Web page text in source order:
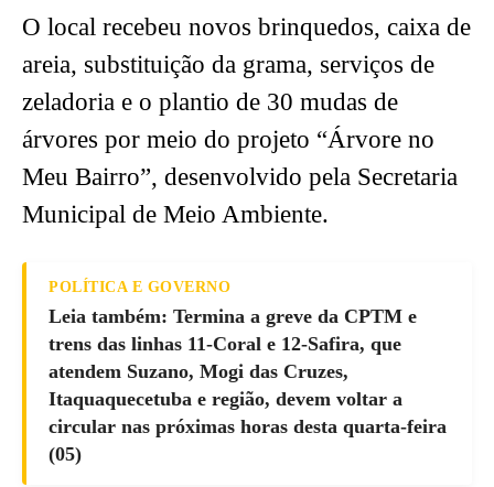
O local recebeu novos brinquedos, caixa de
areia, substituição da grama, serviços de
zeladoria e o plantio de 30 mudas de
árvores por meio do projeto “Árvore no
Meu Bairro”, desenvolvido pela Secretaria
Municipal de Meio Ambiente.
POLÍTICA E GOVERNO
Leia também: Termina a greve da CPTM e
trens das linhas 11-Coral e 12-Safira, que
atendem Suzano, Mogi das Cruzes,
Itaquaquecetuba e região, devem voltar a
circular nas próximas horas desta quarta-feira
(05)